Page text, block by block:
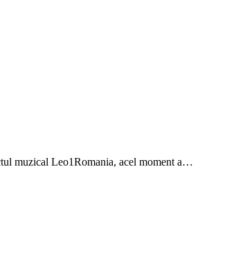
muzical Leo1Romania, acel moment a…